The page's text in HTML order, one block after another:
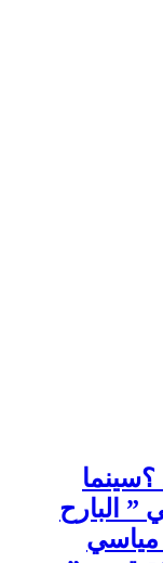
” البارح
مياسي